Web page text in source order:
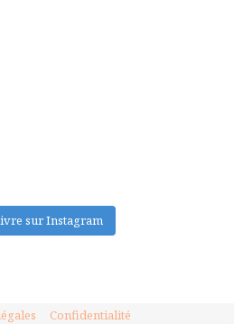
sur Instagram
Confidentialité